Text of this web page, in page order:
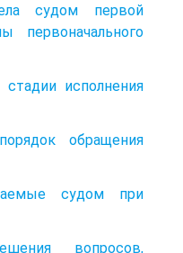
судом первой
первоначального
исполнения
обращения
судом при
вопросов,